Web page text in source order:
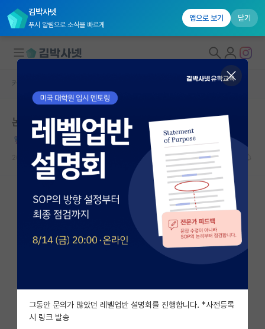
김박사넷
푸시 알림으로 소식을 빠르게
앱으로 보기 닫기
대학원생 모집
국내대학원 정보
연구실&오픈랩
커뮤니티
커뮤니티 홈
전체글보기
베스트 게시판
자유 게시판(아무개랩)
미국 유학 게시판
커뮤니티 홈
논문 쓸 때 문학적으로 쓰기 지양 방법
바보같은 마키아벨리
2023.10.06 9 8819
그동안 문의가 많았던 레벨업반 설명회를 진행합니다. *사전등록
시 링크 발송